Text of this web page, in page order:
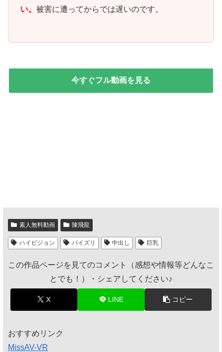
い。 被害に遭ってからでは遅いのです。
今すぐフル動画を見る
素人無料動画 陳飛龍
ハイビジョン パイズリ 中出し 巨乳
この作品ページを見てのコメント（感想や情報等どんなこ
とでも！）・シェアしてください♪
X LINE コピー
おすすめリンク
MissAV-VR